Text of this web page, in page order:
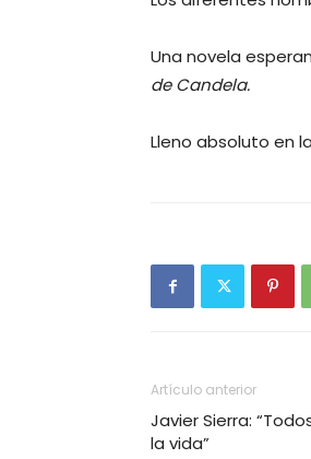
Una novela
de Candela.
Lleno absoluto en
Artículo anterior
Javier Sierra:
la vida”